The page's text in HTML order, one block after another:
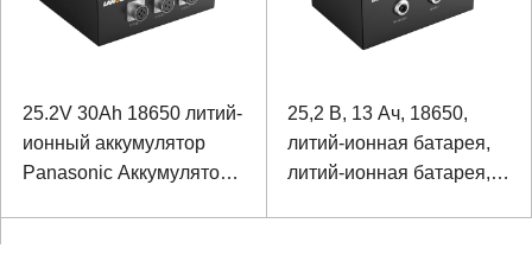
25.2V 30Ah 18650 литий-
ионный аккумулятор
Panasonic Аккумулятор
25,2 В, 13 Ач, 18650,
литий-ионная батарея,
литий-ионная батарея,